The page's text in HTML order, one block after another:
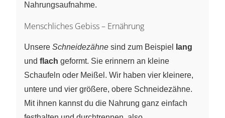
Nahrungsaufnahme.
Menschliches Gebiss – Ernährung
Unsere Schneidezähne sind zum Beispiel
lang
und flach geformt. Sie erinnern an kleine
Schaufeln oder Meißel. Wir haben vier kleinere,
untere und vier größere, obere Schneidezähne.
Mit ihnen kannst du die Nahrung ganz einfach